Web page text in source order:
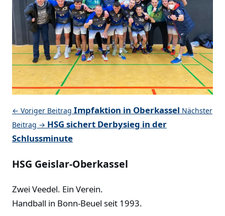
← Voriger Beitrag Impfaktion in Oberkassel Nächster
Beitrag → HSG sichert Derbysieg in der
Schlussminute
HSG Geislar-Oberkassel
Zwei Veedel. Ein Verein.
Handball in Bonn-Beuel seit 1993.